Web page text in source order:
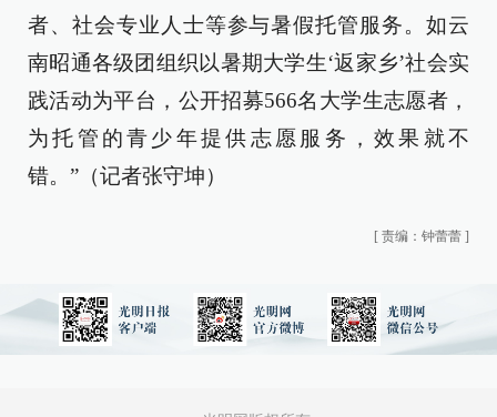
者、社会专业人士等参与暑假托管服务。如云
南昭通各级团组织以暑期大学生‘返家乡’社会实
践活动为平台，公开招募566名大学生志愿者，
为托管的青少年提供志愿服务，效果就不
错。”（记者张守坤）
[ 责编：钟蕾蕾 ]